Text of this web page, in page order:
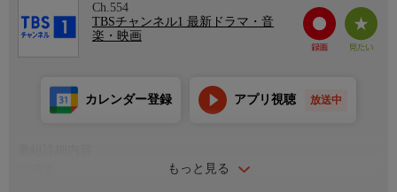
Ch.554
TBSチャンネル1 最新ドラマ・音
楽・映画
もっと見る
カレンダー登録 アプリ視聴 放送中